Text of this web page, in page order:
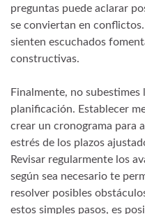
preguntas puede aclarar
se conviertan en
sienten escuchados
constructivas.
Finalmente, no
planificación. Establecer
crear un cronograma para
estrés de los plazos
Revisar regularmente los
según sea necesario te
resolver posibles
estos simples pasos, es